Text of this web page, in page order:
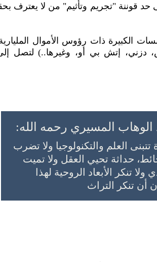
قوننة "تجريم وتأثيم" من لا يعترف
الكبيرة ذات رؤوس الأموال
دزني، إتش بي أو، وغيرها..) لتصل إلى
الوهاب المسيري رحمه الله:
العلم والتكنولوجيا ولا تضرب
حداثة تحيي العقل ولا تميت
تنكر الأبعاد الروحية لهذا
أن تنكر التراث